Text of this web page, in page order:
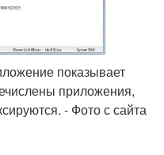
показывает
приложения,
- Фото с сайта